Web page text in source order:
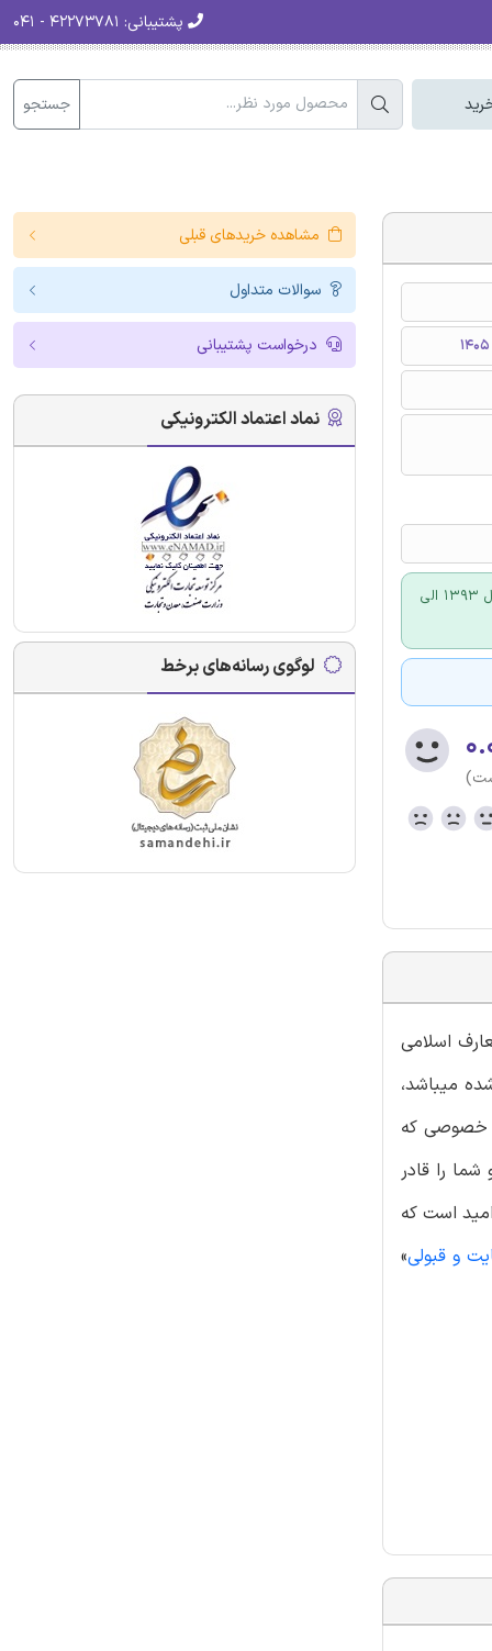
پشتیبانی:
جستجو
بروزترین بسته استخدامی معارف با بهره گیری از اصل سوالات آزمون های استخدامی مهم از سال 1393 الی
یکی از این دروس معارف اسلامی
1404 و نمونه سوالات طراحی شده میباشد،
و خصوصی که
را قادر
است که
و قبولی»
مشاهده خریدهای قبلی
سوالات متداول
درخواست پشتیبانی
نماد اعتماد الکترونیکی
لوگوی رسانه‌های برخط